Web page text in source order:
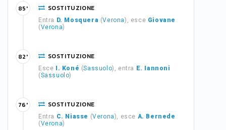
SOSTITUZIONE
Entra D. Mosquera (Verona), esce Giovane
(Verona)
85'
SOSTITUZIONE
Esce I. Koné (Sassuolo), entra
E. Iannoni
(Sassuolo)
82'
SOSTITUZIONE
Entra C. Niasse (Verona), esce A. Bernede
(Verona)
76'